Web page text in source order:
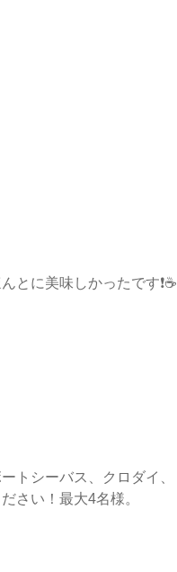
とに美味しかったです❗️☕️
トシーバス、クロダイ、
さい！最大4名様。